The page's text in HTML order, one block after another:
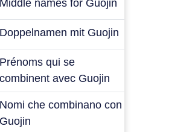
Middle names for Guojin
Doppelnamen mit Guojin
Prénoms qui se
combinent avec Guojin
Nomi che combinano con
Guojin